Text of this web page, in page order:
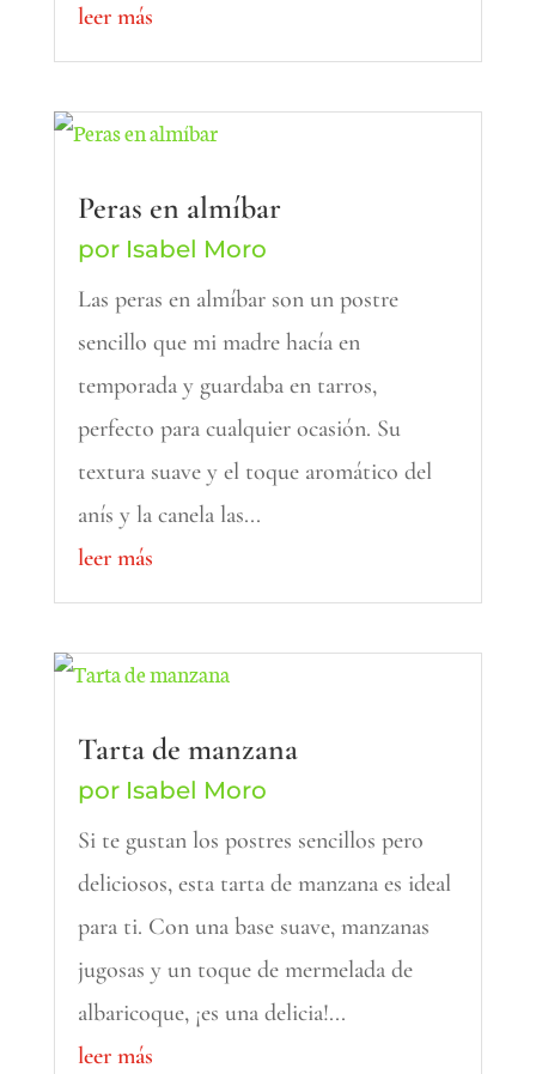
leer más
Peras en almíbar
por Isabel Moro
Las peras en almíbar son un postre
sencillo que mi madre hacía en
temporada y guardaba en tarros,
perfecto para cualquier ocasión. Su
textura suave y el toque aromático del
anís y la canela las...
leer más
Tarta de manzana
por Isabel Moro
Si te gustan los postres sencillos pero
deliciosos, esta tarta de manzana es ideal
para ti. Con una base suave, manzanas
jugosas y un toque de mermelada de
albaricoque, ¡es una delicia!...
leer más